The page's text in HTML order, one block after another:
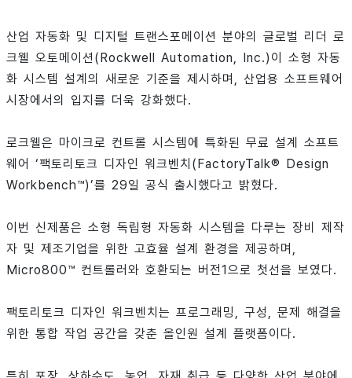
산업 자동화 및 디지털 트랜스포메이션 분야의 글로벌 리더 로
크웰 오토메이션(Rockwell Automation, Inc.)이 소형 자동
화 시스템 설계의 새로운 기준을 제시하며, 산업용 소프트웨어
시장에서의 입지를 더욱 강화했다.
로크웰은 마이크로 컨트롤 시스템에 특화된 무료 설계 소프트
웨어 ‘팩토리토크 디자인 워크벤치(FactoryTalk® Design
Workbench™)’를 29일 공식 출시했다고 밝혔다.
이번 신제품은 소형 독립형 자동화 시스템을 다루는 장비 제작
자 및 제조기업을 위한 고효율 설계 환경을 제공하며,
Micro800™ 컨트롤러와 호환되는 버전1으로 첫선을 보였다.
팩토리토크 디자인 워크벤치는 프로그래밍, 구성, 문제 해결을
위한 통합 작업 공간을 갖춘 올인원 설계 플랫폼이다.